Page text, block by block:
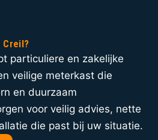
Creil?
particuliere en zakelijke
veilige meterkast die
en duurzaam
voor veilig advies, nette
die past bij uw situatie.